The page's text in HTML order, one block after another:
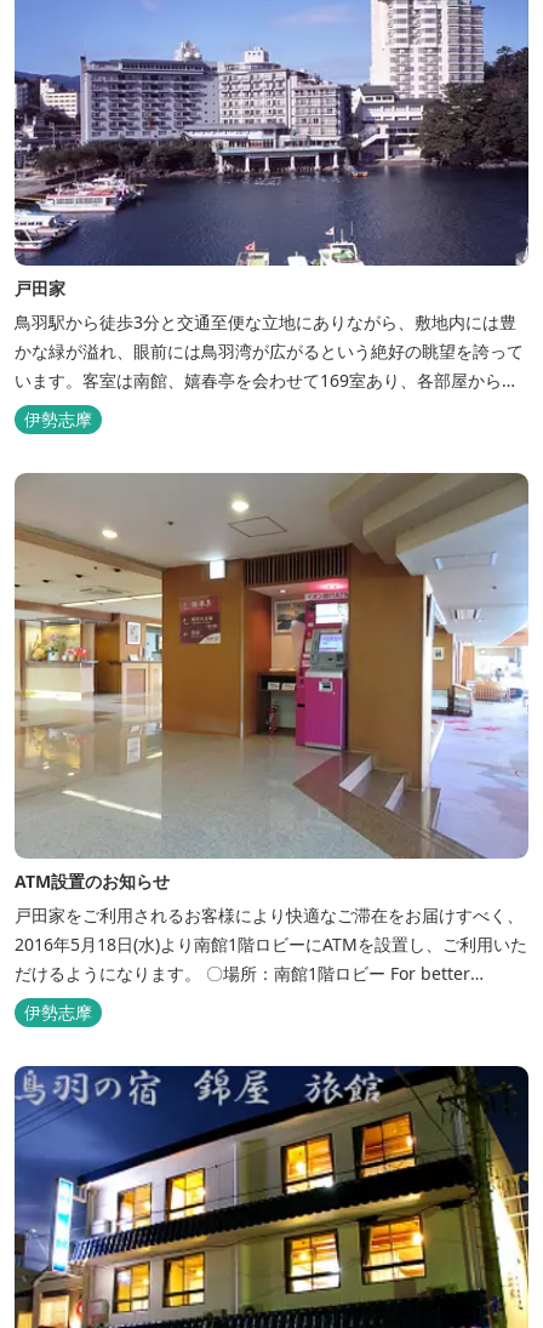
戸田家
鳥羽駅から徒歩3分と交通至便な立地にありながら、敷地内には豊
かな緑が溢れ、眼前には鳥羽湾が広がるという絶好の眺望を誇って
います。客室は南館、嬉春亭を会わせて169室あり、各部屋からの
景観の美しさも格別。伊勢湾で揚がった海の幸を使った会席料理も
自慢です。 旅の疲れを癒すには、男女あわせて13湯と足湯2湯の
湯巡りは最高です。野趣溢れる野天風呂、ゆったりとつくろげる大
伊勢志摩
ATM設置のお知らせ
戸田家をご利用されるお客様により快適なご滞在をお届けすべく、
2016年5月18日(水)より南館1階ロビーにATMを設置し、ご利用いた
だけるようになります。 〇場所：南館1階ロビー For better
convenience, ATM Machine which includes cash dispenser will
be available at Todaya Hotel’s 1...
伊勢志摩